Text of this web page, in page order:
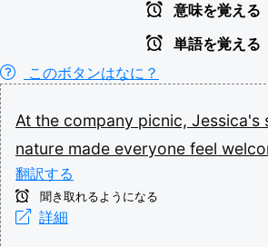
意味を覚える
単語を覚える
このボタンはなに？
At the company picnic, Jessica's
nature made everyone feel
翻訳する
聞き取れるようになる
詳細